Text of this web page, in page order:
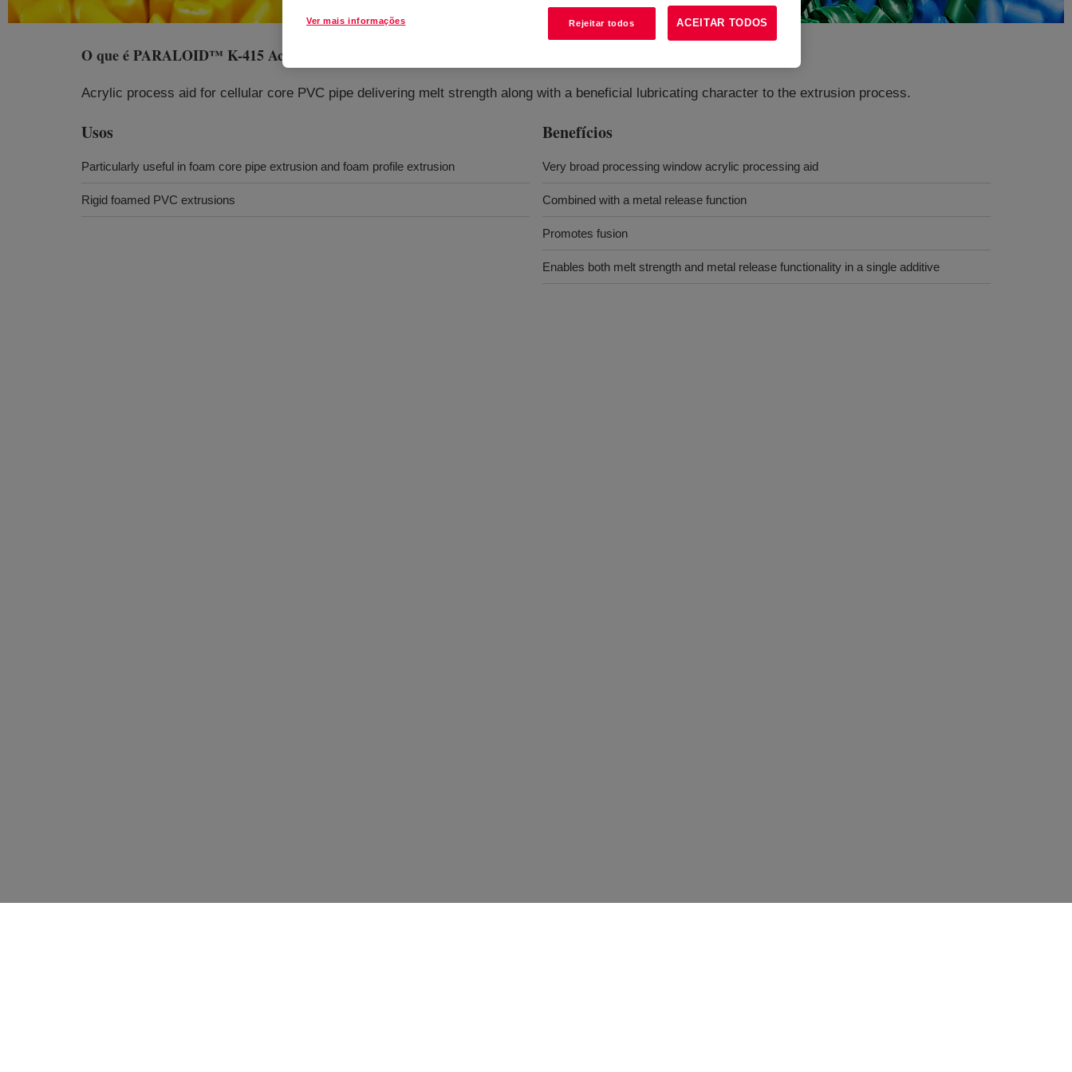
O que éPARALOID™ K-415 Acrylic Processing Aid
Acrylic process aid for cellular core PVC pipe delivering melt strength along with a beneficial lubricating character to the extrusion process.
Usos
Particularly useful in foam core pipe extrusion and foam profile extrusion
Rigid foamed PVC extrusions
Benefícios
Very broad processing window acrylic processing aid
Combined with a metal release function
Promotes fusion
Enables both melt strength and metal release functionality in a single additive
Ver mais informações Rejeitar todos ACEITAR TODOS